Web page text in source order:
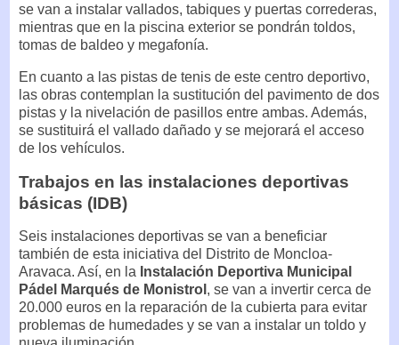
se van a instalar vallados, tabiques y puertas correderas,
mientras que en la piscina exterior se pondrán toldos,
tomas de baldeo y megafonía.
En cuanto a las pistas de tenis de este centro deportivo,
las obras contemplan la sustitución del pavimento de dos
pistas y la nivelación de pasillos entre ambas. Además,
se sustituirá el vallado dañado y se mejorará el acceso
de los vehículos.
Trabajos en las instalaciones deportivas
básicas (IDB)
Seis instalaciones deportivas se van a beneficiar
también de esta iniciativa del Distrito de Moncloa-
Aravaca. Así, en la Instalación Deportiva Municipal
Pádel Marqués de Monistrol , se van a invertir cerca de
20.000 euros en la reparación de la cubierta para evitar
problemas de humedades y se van a instalar un toldo y